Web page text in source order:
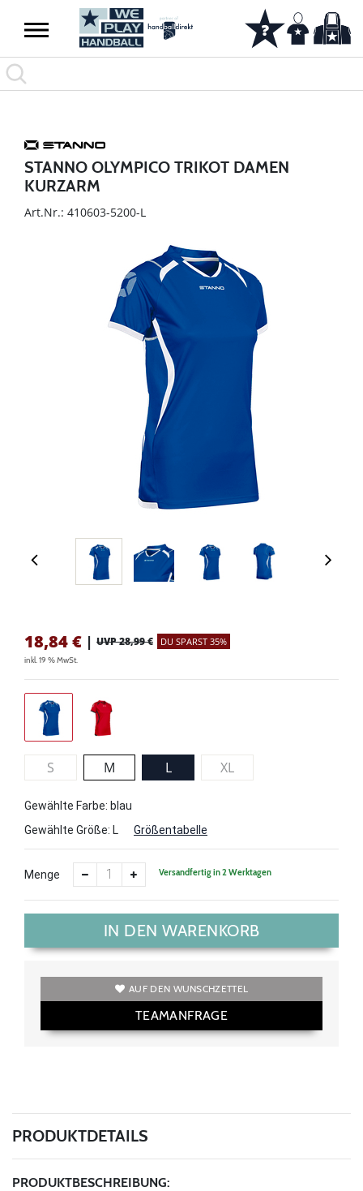
STANNO OLYMPICO TRIKOT DAMEN
KURZARM
Art.Nr.: 410603-5200-L
18,84€ | UVP 28,99 € DU SPARST 35%
inkl. 19 % MwSt.
S M L XL
Gewählte Farbe: blau
Gewählte Größe: L Größentabelle
Menge Versandfertig in 2 Werktagen
IN DEN WARENKORB
AUF DEN WUNSCHZETTEL
TEAMANFRAGE
PRODUKTDETAILS
PRODUKTBESCHREIBUNG: